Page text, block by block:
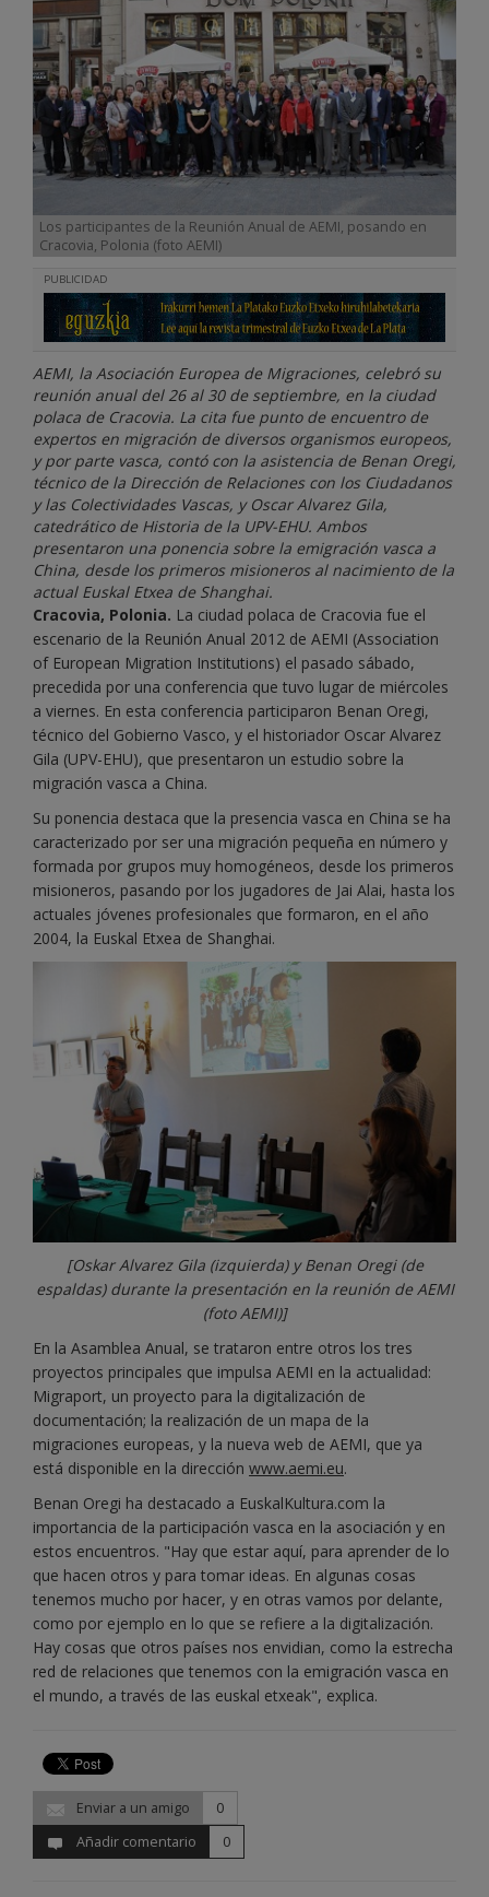
Los participantes de la Reunión Anual de AEMI, posando en
Cracovia, Polonia (foto AEMI)
PUBLICIDAD
AEMI, la Asociación Europea de Migraciones, celebró su
reunión anual del 26 al 30 de septiembre, en la ciudad
polaca de Cracovia. La cita fue punto de encuentro de
expertos en migración de diversos organismos europeos,
y por parte vasca, contó con la asistencia de Benan Oregi,
técnico de la Dirección de Relaciones con los Ciudadanos
y las Colectividades Vascas, y Oscar Alvarez Gila,
catedrático de Historia de la UPV-EHU. Ambos
presentaron una ponencia sobre la emigración vasca a
China, desde los primeros misioneros al nacimiento de la
actual Euskal Etxea de Shanghai.
Cracovia, Polonia. La ciudad polaca de Cracovia fue el
escenario de la Reunión Anual 2012 de AEMI (Association
of European Migration Institutions) el pasado sábado,
precedida por una conferencia que tuvo lugar de miércoles
a viernes. En esta conferencia participaron Benan Oregi,
técnico del Gobierno Vasco, y el historiador Oscar Alvarez
Gila (UPV-EHU), que presentaron un estudio sobre la
migración vasca a China.
Su ponencia destaca que la presencia vasca en China se ha
caracterizado por ser una migración pequeña en número y
formada por grupos muy homogéneos, desde los primeros
misioneros, pasando por los jugadores de Jai Alai, hasta los
actuales jóvenes profesionales que formaron, en el año
2004, la Euskal Etxea de Shanghai.
[Oskar Alvarez Gila (izquierda) y Benan Oregi (de
espaldas) durante la presentación en la reunión de AEMI
(foto AEMI)]
En la Asamblea Anual, se trataron entre otros los tres
proyectos principales que impulsa AEMI en la actualidad:
Migraport, un proyecto para la digitalización de
documentación; la realización de un mapa de la
migraciones europeas, y la nueva web de AEMI, que ya
está disponible en la dirección www.aemi.eu.
Benan Oregi ha destacado a EuskalKultura.com la
importancia de la participación vasca en la asociación y en
estos encuentros. "Hay que estar aquí, para aprender de lo
que hacen otros y para tomar ideas. En algunas cosas
tenemos mucho por hacer, y en otras vamos por delante,
como por ejemplo en lo que se refiere a la digitalización.
Hay cosas que otros países nos envidian, como la estrecha
red de relaciones que tenemos con la emigración vasca en
el mundo, a través de las euskal etxeak", explica.
Enviar a un amigo
0
Añadir comentario
0